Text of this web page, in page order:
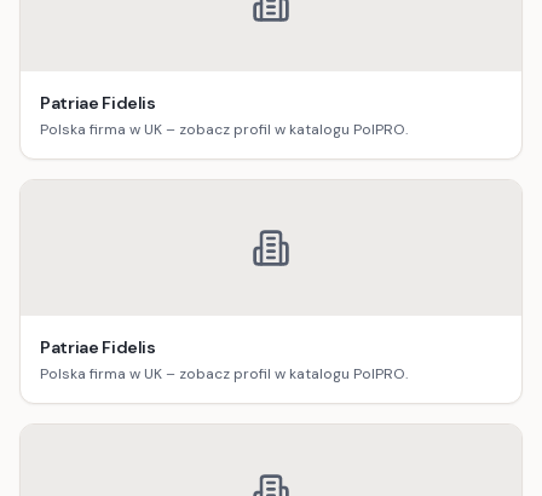
Patriae Fidelis
Polska firma w UK – zobacz profil w katalogu PolPRO.
Patriae Fidelis
Polska firma w UK – zobacz profil w katalogu PolPRO.